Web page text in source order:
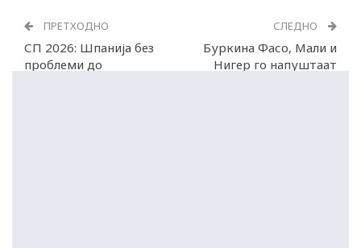
ПРЕТХОДНО
СП 2026: Шпанија без
проблеми до
СЛЕДНО
Буркина Фасо, Мали и
Нигер го напуштаат